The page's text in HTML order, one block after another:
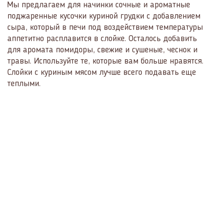
Мы предлагаем для начинки сочные и ароматные
поджаренные кусочки куриной грудки с добавлением
сыра, который в печи под воздействием температуры
аппетитно расплавится в слойке. Осталось добавить
для аромата помидоры, свежие и сушеные, чеснок и
травы. Используйте те, которые вам больше нравятся.
Слойки с куриным мясом лучше всего подавать еще
теплыми.